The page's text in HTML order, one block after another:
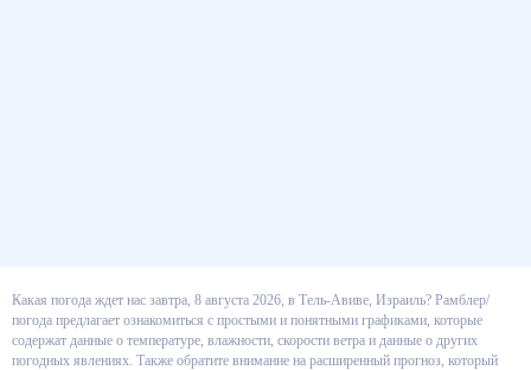
Какая погода ждет нас завтра, 8 августа 2026, в Тель-Авиве, Израиль?
Рамблер/погода предлагает ознакомиться с простыми и понятными
графиками, которые содержат данные о температуре, влажности,
скорости ветра и данные о других погодных явлениях. Также обратите